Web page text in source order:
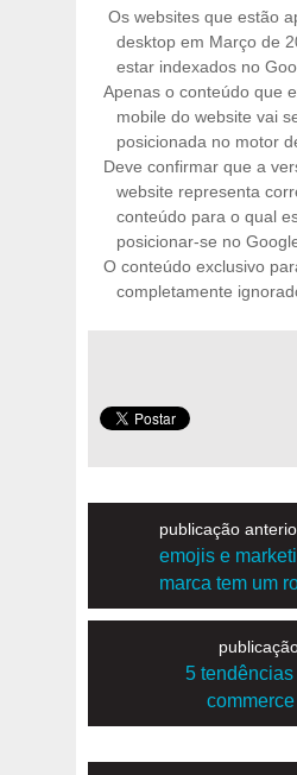
Os websites que estão
desktop em Março de
estar indexados no
Apenas o conteúdo que
mobile do website vai
posicionada no motor
Deve confirmar que a
website representa
conteúdo para o qual
posicionar-se no
O conteúdo exclusivo
completamente
publicação
emojis e
marca tem um
5